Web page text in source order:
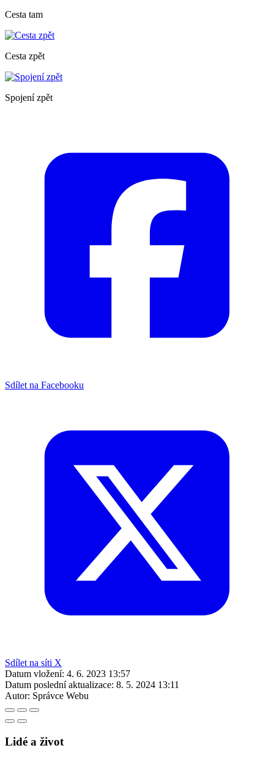
Cesta tam
Cesta zpět
Spojení zpět
Sdílet na Facebooku
Sdílet na síti X
Datum vložení: 4. 6. 2023 13:57
Datum poslední aktualizace: 8. 5. 2024 13:11
Autor: Správce Webu
Lidé a život